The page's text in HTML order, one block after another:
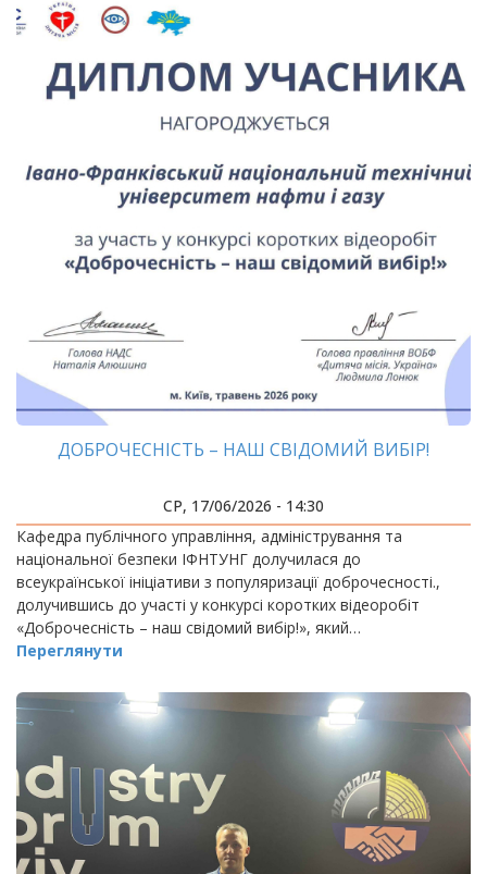
ДОБРОЧЕСНІСТЬ – НАШ СВІДОМИЙ ВИБІР!
СР, 17/06/2026 - 14:30
Кафедра публічного управління, адміністрування та
національної безпеки ІФНТУНГ долучилася до
всеукраїнської ініціативи з популяризації доброчесності.,
долучившись до участі у конкурсі коротких відеоробіт
«Доброчесність – наш свідомий вибір!», який…
Переглянути